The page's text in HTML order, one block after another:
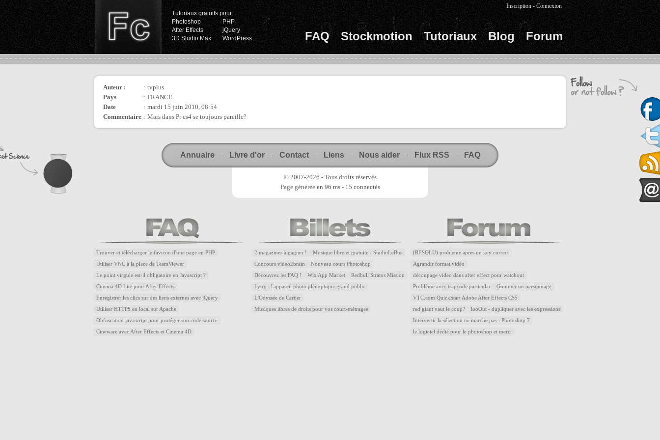
Tutoriaux gratuits pour :
Photoshop
PHP
After Effects
jQuery
3D Studio Max
WordPress FAQ Stockmotion Tutoriaux Blog Forum
Inscription -Connexion
Auteur : : tvplus
Pays
: FRANCE
Date
: mardi 15 juin 2010, 08:54
Commentaire : Mais dans Pr cs4 se toujours pareille?
Annuaire - Livre d'or - Contact - Liens - Nous aider - Flux RSS - FAQ
© 2007-2026 - Tous droits réservés
Page générée en 96 ms - 15 connectés
Trouver et télécharger le favicon d'une page en PHP
Utiliser VNC à la place de TeamViewer
Le point virgule est-il obligatoire en Javascript ?
Cinema 4D Lite pour After Effects
Enregistrer les clics sur des liens externes avec jQuery
Utiliser HTTPS en local sur Apache
Obfuscation javascript pour protéger son code source
Cineware avec After Effects et Cinema 4D
2 magazines à gagner ! Musique libre et gratuite - StudioLeBus
Concours video2brain Nouveau cours Photoshop
Découvrez les FAQ ! Wix App Market Redbull Stratos Mission
Lytro : l'appareil photo plénoptique grand public
L'Odyssée de Cartier
Musiques libres de droits pour vos court-métrages
(RESOLU) probleme apres un key correct
Agrandir format vidéo
découpage video dans after effect pour watchout
Problème avec trapcode particular Gommer un personnage
VTC.com QuickStart Adobe After Effects CS5
red giant vaut le coup? looOut - dupliquer avec les expressions
Intervertir la sélection ne marche pas - Photoshop 7
le logiciel dédié pour le photoshop et merci